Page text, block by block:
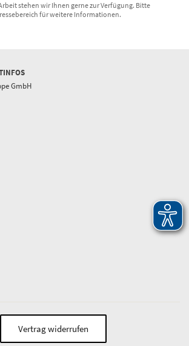
stehen wir Ihnen gerne zur Verfügung. Bitte
für weitere Informationen.
GmbH
Vertrag widerrufen